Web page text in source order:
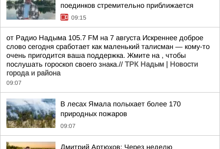
поединков стремительно приближается
09:15
от Радио Надыма 105.7 FM на 7 августа Искреннее доброе
слово сегодня сработает как маленький талисман — кому-то
очень пригодится ваша поддержка. Жмите на , чтобы
послушать гороскоп своего знака.// ТРК Надым | Новости
города и района
09:07
В лесах Ямала полыхает более 170
природных пожаров
09:07
Дмитрий Артюхов: Через неделю